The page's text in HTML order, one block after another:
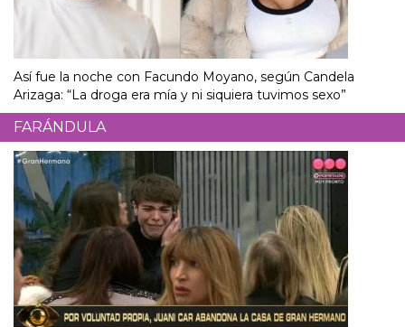
Así fue la noche con Facundo Moyano, según Candela
Arizaga: “La droga era mía y ni siquiera tuvimos sexo”
FARÁNDULA